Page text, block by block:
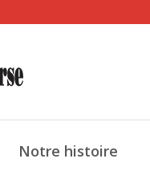
Notre histoire